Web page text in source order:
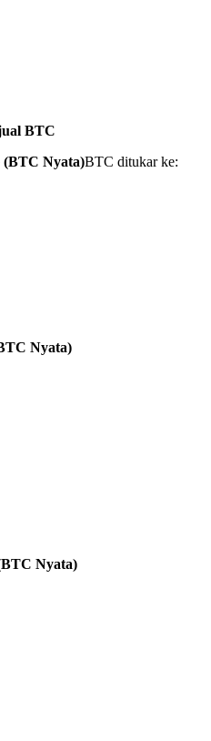
BTC
Nyata)BTC ditukar ke:
Nyata)
Nyata)